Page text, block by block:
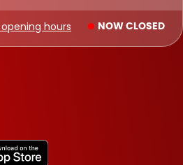
hours NOW CLOSED